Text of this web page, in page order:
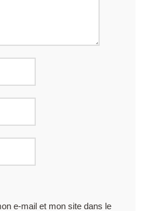
e-mail et mon site dans le